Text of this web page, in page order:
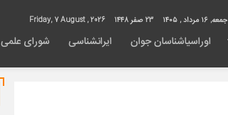
جمعه, ۱۶ مرداد , ۱۴۰۵ 23 صفر 1448
اوراسیاشناسان جوان ایرانشناسی شورای علمی